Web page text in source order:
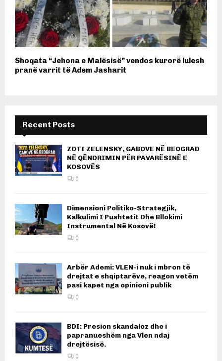
Shoqata “Jehona e Malësisë” vendos kurorë lulesh
pranë varrit të Adem Jasharit
Recent Posts
ZOTI ZELENSKY, GABOVE NË BEOGRAD
NË QËNDRIMIN PËR PAVARËSINË E
KOSOVËS
0
Dimensioni Politiko-Strategjik,
Kalkulimi I Pushtetit Dhe Bllokimi
Instrumental Në Kosovë!
0
Arbër Ademi: VLEN-i nuk i mbron të
drejtat e shqiptarëve, reagon vetëm
pasi kapet nga opinioni publik
0
BDI: Presion skandaloz dhe i
papranueshëm nga Vlen ndaj
drejtësisë.
0